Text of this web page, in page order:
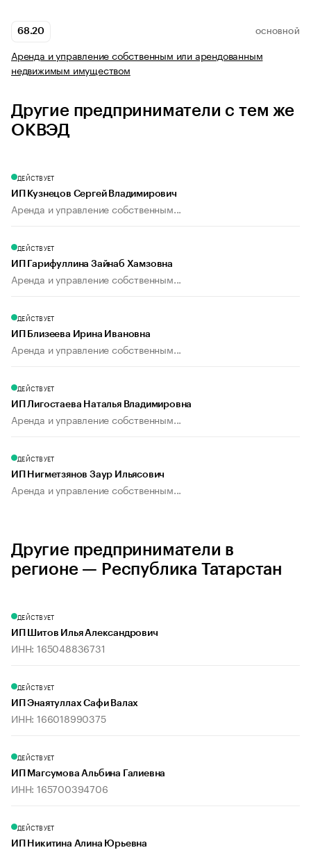
68.20 ОСНОВНОЙ
Аренда и управление собственным или арендованным
недвижимым имуществом
Другие предприниматели с тем же
ОКВЭД
ДЕЙСТВУЕТ
ИП Кузнецов Сергей Владимирович
Аренда и управление собственным...
ДЕЙСТВУЕТ
ИП Гарифуллина Зайнаб Хамзовна
Аренда и управление собственным...
ДЕЙСТВУЕТ
ИП Близеева Ирина Ивановна
Аренда и управление собственным...
ДЕЙСТВУЕТ
ИП Лигостаева Наталья Владимировна
Аренда и управление собственным...
ДЕЙСТВУЕТ
ИП Нигметзянов Заур Ильясович
Аренда и управление собственным...
Другие предприниматели в
регионе — Республика Татарстан
ДЕЙСТВУЕТ
ИП Шитов Илья Александрович
ИНН: 165048836731
ДЕЙСТВУЕТ
ИП Энаятуллах Сафи Валах
ИНН: 166018990375
ДЕЙСТВУЕТ
ИП Магсумова Альбина Галиевна
ИНН: 165700394706
ДЕЙСТВУЕТ
ИП Никитина Алина Юрьевна